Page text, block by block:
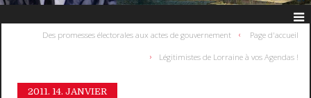
Des promesses électorales aux actes de gouvernement Page d'accueil
Légitimistes de Lorraine à vos Agendas !
2011. 14. JANVIER